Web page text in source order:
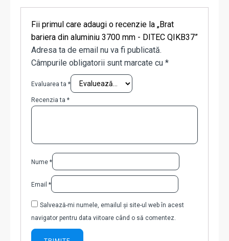
Fii primul care adaugi o recenzie la „Brat
bariera din aluminiu 3700 mm - DITEC QIKB37”
Adresa ta de email nu va fi publicată.
Câmpurile obligatorii sunt marcate cu *
Evaluarea ta *
Recenzia ta *
Nume *
Email *
Salvează-mi numele, emailul și site-ul web în acest
navigator pentru data viitoare când o să comentez.